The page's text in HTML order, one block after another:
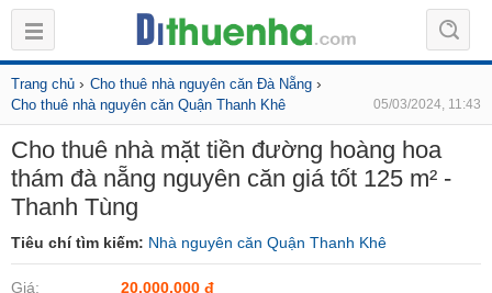
Trang chủ › Cho thuê nhà nguyên căn Đà Nẵng ›
Cho thuê nhà nguyên căn Quận Thanh Khê 05/03/2024, 11:43
Cho thuê nhà mặt tiền đường hoàng hoa
thám đà nẵng nguyên căn giá tốt 125 m² -
Thanh Tùng
Tiêu chí tìm kiếm: Nhà nguyên căn Quận Thanh Khê
Giá:
20,000,000 đ